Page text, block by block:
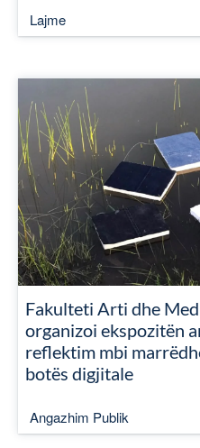
Lajme
Fakulteti Arti dhe
organizoi ekspozitën
reflektim mbi
botës digjitale
Angazhim Publik